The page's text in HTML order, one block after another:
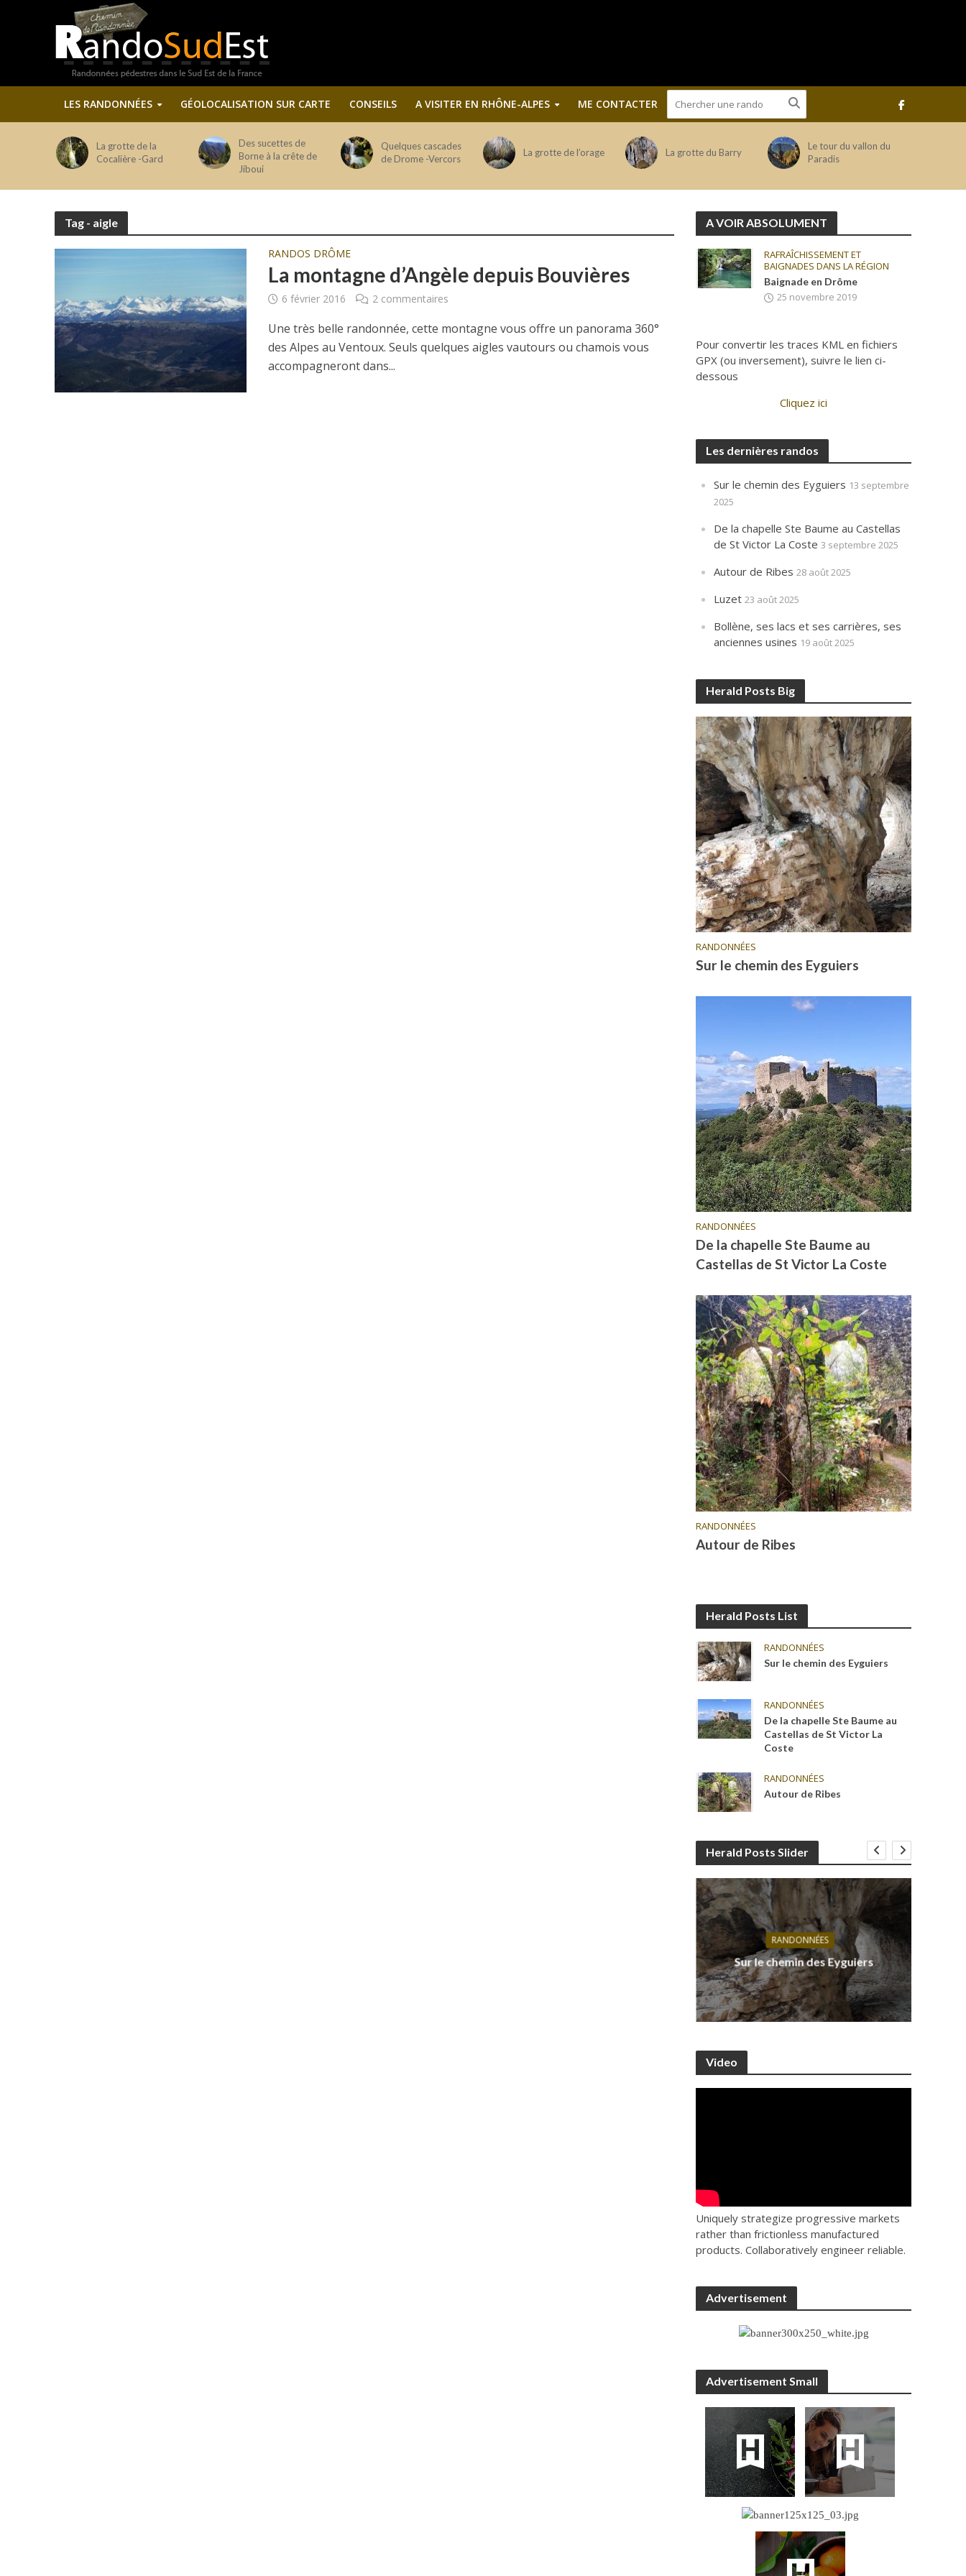
LES RANDONNÉES GÉOLOCALISATION SUR CARTE CONSEILS A VISITER EN RHÔNE-ALPES ME CONTACTER
La grotte de la
Cocalière -Gard
Des sucettes de
Borne à la crête de
Jiboui
Quelques cascades
de Drome -Vercors
La grotte de l’orage La grotte du Barry
Le tour du vallon du
Paradis
Tag - aigle
RANDOS DRÔME
La montagne d’Angèle depuis Bouvières
6 février 2016 2 commentaires
Une très belle randonnée, cette montagne vous offre un panorama 360°
des Alpes au Ventoux. Seuls quelques aigles vautours ou chamois vous
accompagneront dans...
A VOIR ABSOLUMENT
RAFRAÎCHISSEMENT ET
BAIGNADES DANS LA RÉGION
Baignade en Drôme
25 novembre 2019
Pour convertir les traces KML en fichiers
GPX (ou inversement), suivre le lien ci-
dessous
Cliquez ici
Les dernières randos
Sur le chemin des Eyguiers 13 septembre
2025
De la chapelle Ste Baume au Castellas
de St Victor La Coste 3 septembre 2025
Autour de Ribes 28 août 2025
Luzet 23 août 2025
Bollène, ses lacs et ses carrières, ses
anciennes usines 19 août 2025
Herald Posts Big
RANDONNÉES
Sur le chemin des Eyguiers
RANDONNÉES
De la chapelle Ste Baume au
Castellas de St Victor La Coste
RANDONNÉES
Autour de Ribes
Herald Posts List
RANDONNÉES
Sur le chemin des Eyguiers
RANDONNÉES
De la chapelle Ste Baume au
Castellas de St Victor La
Coste
RANDONNÉES
Autour de Ribes
Herald Posts Slider
RANDONNÉES
Sur le chemin des Eyguiers
Video
Uniquely strategize progressive markets
rather than frictionless manufactured
products. Collaboratively engineer reliable.
Advertisement
Advertisement Small